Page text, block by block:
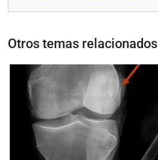
Otros temas relacionados